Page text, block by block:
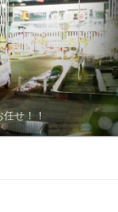
せ！！